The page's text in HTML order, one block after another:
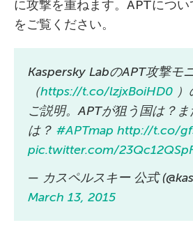
に攻撃を重ねます。APTについ
をご覧ください。
Kaspersky LabのAPT攻撃モ
（https://t.co/lzjxBoiHD0
ご説明。APTが狙う国は？
は？ #APTmap http://t.co/
pic.twitter.com/
— カスペルスキー 公式
March 13, 2015